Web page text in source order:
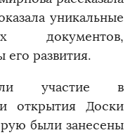
уникальные
документов,
развития.
участие в
открытия Доски
были занесены